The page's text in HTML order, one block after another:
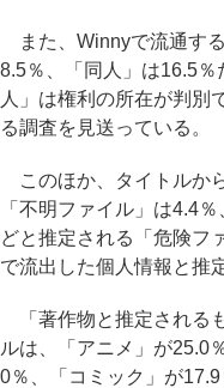
また、Winnyで流通す
8.5％、「同人」は16.5％
人」は権利の所在が判別
る調査を見送っている。
このほか、タイトルか
「不明ファイル」は4.4
どと推定される「危険フ
で流出した個人情報と推
「著作物と推定される
ルは、「アニメ」が25.0
0％、「コミック」が